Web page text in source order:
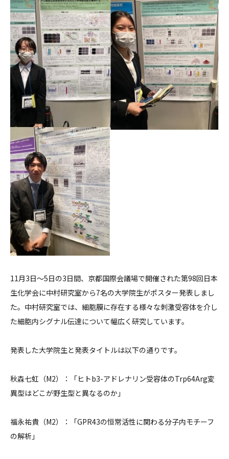
11月3日〜5日の3日間、京都国際会議場で開催された第98回日本
生化学会に中村研究室から7名の大学院生がポスター発表しまし
た。中村研究室では、細胞膜に存在する様々な刺激受容体を介し
た細胞内シグナル伝達について幅広く研究しています。
発表した大学院生と発表タイトルは以下の通りです。
秋森七虹（M2）：「ヒトb3-アドレナリン受容体のTrp64Arg変
異型はどこが野生型と異なるのか」
福永祐貴（M2）：「GPR43の恒常活性に関わる分子内モチーフ
の解析」